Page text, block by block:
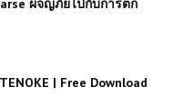
ผจญภัยไปกับการตก
| Free Download